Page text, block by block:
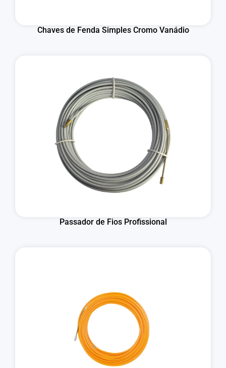
Chaves de Fenda Simples Cromo Vanádio
Passador de Fios Profissional